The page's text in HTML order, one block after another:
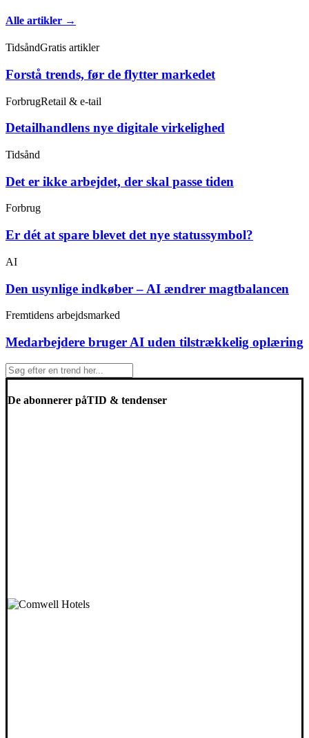
Alle artikler →
TidsåndGratis artikler
Forstå trends, før de flytter markedet
ForbrugRetail & e-tail
Detailhandlens nye digitale virkelighed
Tidsånd
Det er ikke arbejdet, der skal passe tiden
Forbrug
Er dét at spare blevet det nye statussymbol?
AI
Den usynlige indkøber – AI ændrer magtbalancen
Fremtidens arbejdsmarked
Medarbejdere bruger AI uden tilstrækkelig oplæring
De abonnerer påTID & tendenser